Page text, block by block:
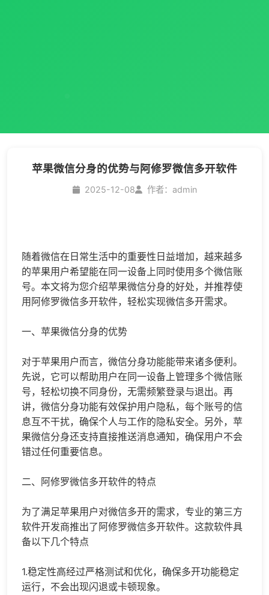
苹果微信分身的优势与阿修罗微信多开软件
2025-12-08 作者：admin
随着微信在日常生活中的重要性日益增加，越来越多
的苹果用户希望能在同一设备上同时使用多个微信账
号。本文将为您介绍苹果微信分身的好处，并推荐使
用阿修罗微信多开软件，轻松实现微信多开需求。
一、苹果微信分身的优势
对于苹果用户而言，微信分身功能能带来诸多便利。
先说，它可以帮助用户在同一设备上管理多个微信账
号，轻松切换不同身份，无需频繁登录与退出。再
讲，微信分身功能有效保护用户隐私，每个账号的信
息互不干扰，确保个人与工作的隐私安全。另外，苹
果微信分身还支持直接推送消息通知，确保用户不会
错过任何重要信息。
二、阿修罗微信多开软件的特点
为了满足苹果用户对微信多开的需求，专业的第三方
软件开发商推出了阿修罗微信多开软件。这款软件具
备以下几个特点
1.稳定性高经过严格测试和优化，确保多开功能稳定
运行，不会出现闪退或卡顿现象。